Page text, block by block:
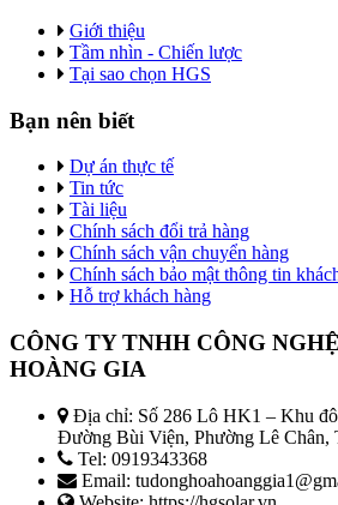
Giới thiệu
Tầm nhìn - Chiến lược
Tại sao chọn HGS
Bạn nên biết
Dự án thực tế
Tin tức
Tài liệu
Chính sách đổi trả hàng
Chính sách vận chuyển hàng
Chính sách bảo mật thông tin
Hỗ trợ khách hàng
CÔNG TY TNHH CÔNG
HOÀNG GIA
Địa chỉ: Số 286 Lô HK1 – Khu
Đường Bùi Viện, Phường Lê Chân,
Tel: 0919343368
Email: